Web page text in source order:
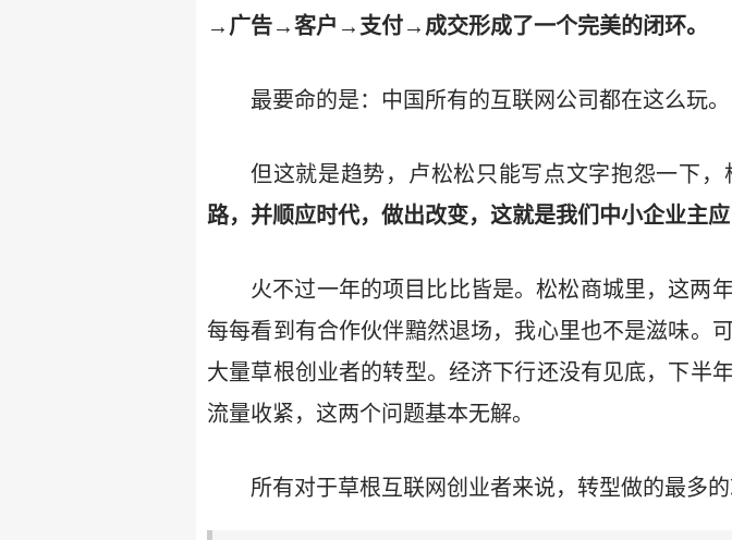
→广告→客户→支付→成交形成了一个完美的闭环。
最要命的是：中国所有的互联网公司都在这么玩。
但这就是趋势，卢松松只能写点文字抱怨一下
路，并顺应时代，做出改变，这就是我们中小企业主应
火不过一年的项目比比皆是。松松商城里，这两
每每看到有合作伙伴黯然退场，我心里也不是滋味。
大量草根创业者的转型。经济下行还没有见底，下半
流量收紧，这两个问题基本无解。
所有对于草根互联网创业者来说，转型做的最多的